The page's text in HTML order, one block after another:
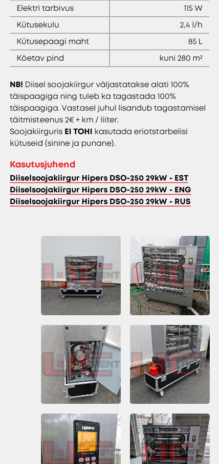
Elektri tarbivus
115 W
Kütusekulu
2,4 l/h
Kütusepaagi maht
85 L
Köetav pind
kuni 280 m²
NB! Diisel soojakiirgur väljastatakse alati 100%
täispaagiga ning tuleb ka tagastada 100%
täispaagiga. Vastasel juhul lisandub tagastamisel
täitmisteenus 2€ + km / liiter.
Soojakiirguris EI TOHI kasutada eriotstarbelisi
kütuseid (sinine ja punane).
Kasutusjuhend
Diiselsoojakiirgur Hipers DSO-250 29kW - EST
Diiselsoojakiirgur Hipers DSO-250 29kW - ENG
Diiselsoojakiirgur Hipers DSO-250 29kW - RUS